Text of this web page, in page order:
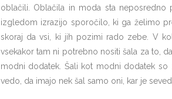
oblačili. Oblačila in moda sta neposredno
izgledom izrazijo sporočilo, ki ga želimo
skoraj da vsi, ki jih pozimi rado zebe. V
vsekakor tam ni potrebno nositi šala za to,
modni dodatek. Šali kot modni dodatek so
vedo, da imajo nek šal samo oni, kar je